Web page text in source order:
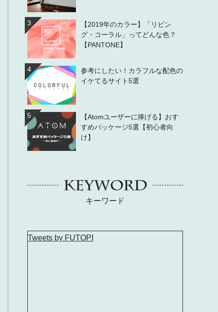
3
【2019年のカラー】「リビン
グ・コーラル」ってどんな色？
【PANTONE】
4
参考にしたい！カラフルな配色の
イケてるサイト5選
5
【Atomユーザーに捧げる】おす
すめパッケージ5選【初心者向
け】
KEYWORD
キーワード
Tweets by FUTOPI